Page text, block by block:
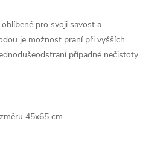
pro svoji savost a
je možnost praní při vyšších
případné nečistoty.
45x65 cm